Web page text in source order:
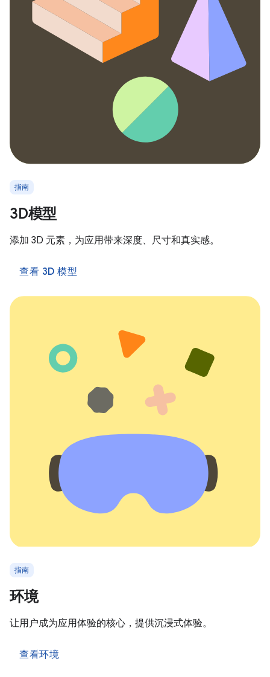
指南
3D模型
添加 3D 元素，为应用带来深度、尺寸和真实感。
查看 3D 模型
指南
环境
让用户成为应用体验的核心，提供沉浸式体验。
查看环境